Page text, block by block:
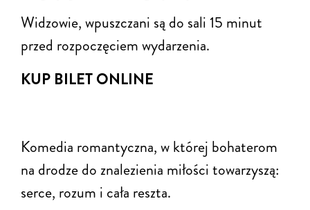
Widzowie, wpuszczani są do sali 15 minut
przed rozpoczęciem wydarzenia.
KUP BILET ONLINE
Komedia romantyczna, w której bohaterom
na drodze do znalezienia miłości towarzyszą:
serce, rozum i cała reszta.